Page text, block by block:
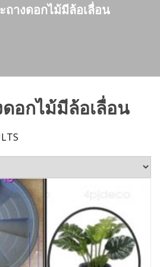
ถางดอกไม้มีล้อเลื่อน
อกไม้มีล้อเลื่อน